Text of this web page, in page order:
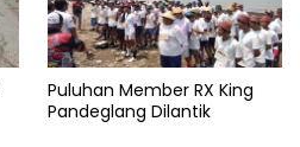
Puluhan Member RX King
Pandeglang Dilantik